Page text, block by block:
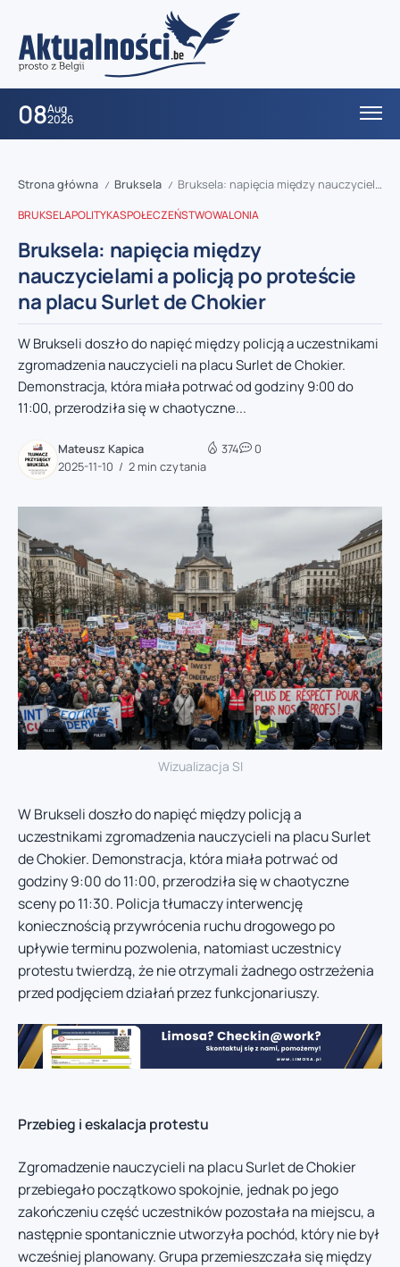
08Aug
2026
Strona główna / Bruksela / Bruksela: napięcia między nauczycielami a policją po proteście na placu Surlet de Chokier
BRUKSELAPOLITYKASPOŁECZEŃSTWOWALONIA
Bruksela: napięcia między
nauczycielami a policją po proteście
na placu Surlet de Chokier
W Brukseli doszło do napięć między policją a uczestnikami
zgromadzenia nauczycieli na placu Surlet de Chokier.
Demonstracja, która miała potrwać od godziny 9:00 do
11:00, przerodziła się w chaotyczne...
Mateusz Kapica
2025-11-10
2 min czytania
374 0
Wizualizacja SI
W Brukseli doszło do napięć między policją a
uczestnikami zgromadzenia nauczycieli na placu Surlet
de Chokier. Demonstracja, która miała potrwać od
godziny 9:00 do 11:00, przerodziła się w chaotyczne
sceny po 11:30. Policja tłumaczy interwencję
koniecznością przywrócenia ruchu drogowego po
upływie terminu pozwolenia, natomiast uczestnicy
protestu twierdzą, że nie otrzymali żadnego ostrzeżenia
przed podjęciem działań przez funkcjonariuszy.
Przebieg i eskalacja protestu
Zgromadzenie nauczycieli na placu Surlet de Chokier
przebiegało początkowo spokojnie, jednak po jego
zakończeniu część uczestników pozostała na miejscu, a
następnie spontanicznie utworzyła pochód, który nie był
wcześniej planowany. Grupa przemieszczała się między